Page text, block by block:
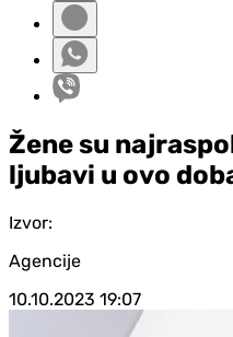
Žene su
ljubavi u ovo
Izvor:
Agencije
10.10.2023 19:07